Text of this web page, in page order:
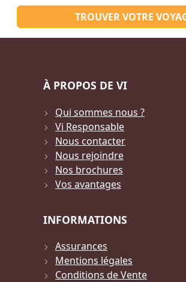
TROUVER VOTRE
À PROPOS DE VI
Qui sommes nous ?
Vi Responsable
Nous contacter
Nous rejoindre
Nos brochures
Vos avantages
INFORMATIONS
Assurances
Mentions légales
Conditions de Vente